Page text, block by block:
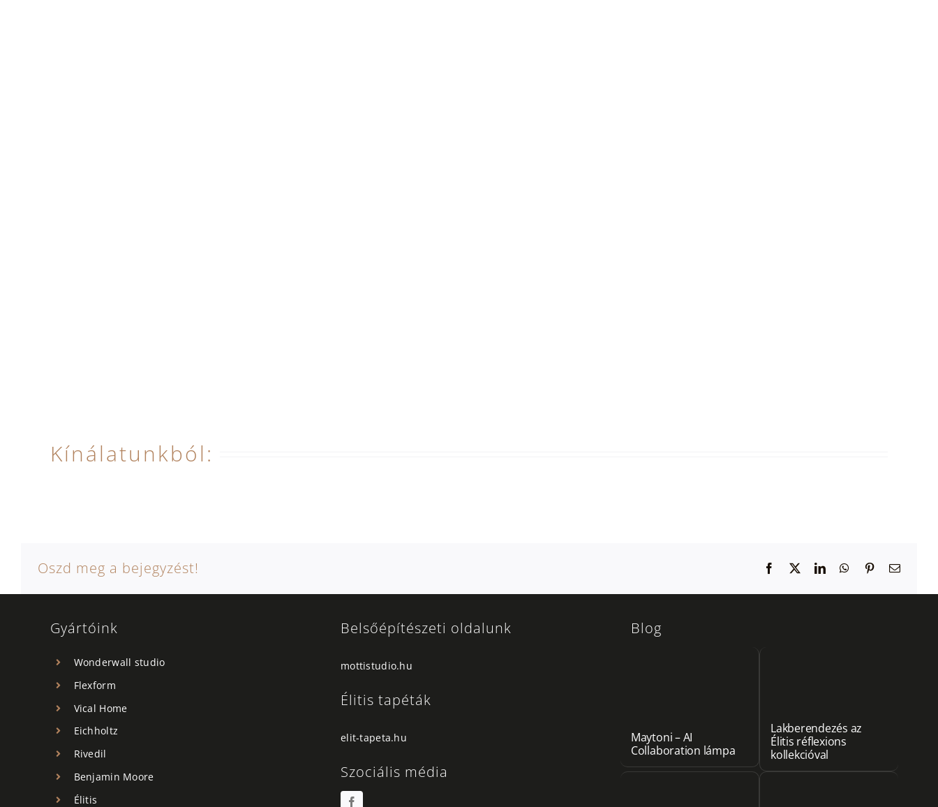
Kínálatunkból:
Oszd meg a bejegyzést! Facebook LinkedInWhatsApp
PinterestEmail:
Gyártóink
Wonderwall studio
Flexform
Vical Home
Eichholtz
Rivedil
Benjamin Moore
Élitis
Belsőépítészeti oldalunk
mottistudio.hu
Élitis tapéták
elit-tapeta.hu
Szociális média
Blog
Maytoni – AI
Collaboration lámpa
Lakberendezés az
Élitis réflexions
kollekcióval